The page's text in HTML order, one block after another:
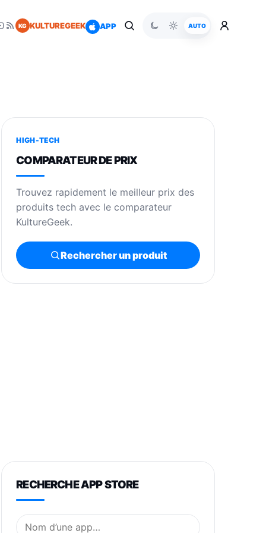
KG KULTUREGEEK APP AUTO
HIGH-TECH
COMPARATEUR DE PRIX
Trouvez rapidement le meilleur prix des
produits tech avec le comparateur
KultureGeek.
Rechercher un produit
RECHERCHE APP STORE
Nom de l’application